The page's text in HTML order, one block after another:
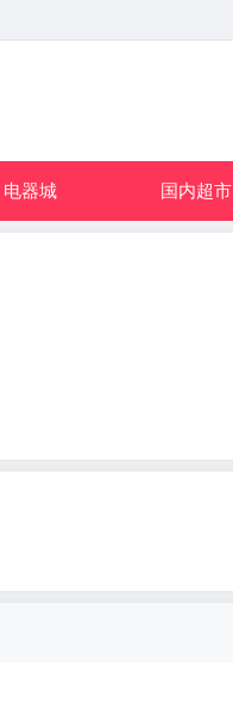
电器城 国内超市